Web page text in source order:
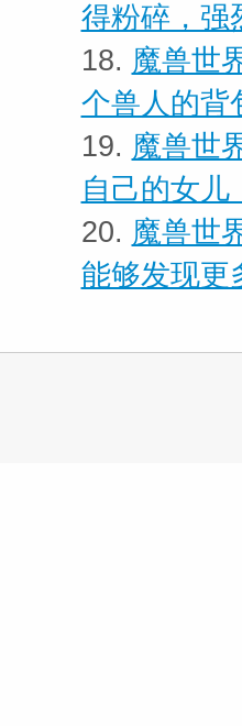
得粉碎，强
18. 魔兽世
个兽人的背
19. 魔兽世
自己的女儿
20. 魔兽世
能够发现更